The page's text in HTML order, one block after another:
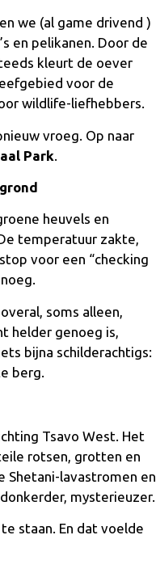
we (al game drivend )
en pelikanen. Door de
kleurt de oever
voor de
wildlife-liefhebbers.
vroeg. Op naar
Park
heuvels en
temperatuur zakte,
voor een “checking
soms alleen,
helder genoeg is,
bijna schilderachtigs:
berg.
Tsavo West. Het
rotsen, grotten en
Shetani-lavastromen en
mysterieuzer.
staan. En dat voelde